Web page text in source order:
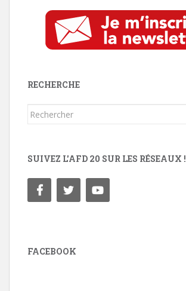
RECHERCHE
Rechercher...
SUIVEZ L'AFD 20 SUR LES RÉSEAUX !
FACEBOOK